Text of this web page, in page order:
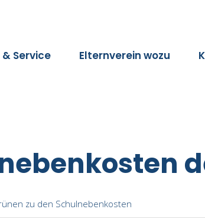
Service Elternverein wozu
zu den Schulnebenkosten